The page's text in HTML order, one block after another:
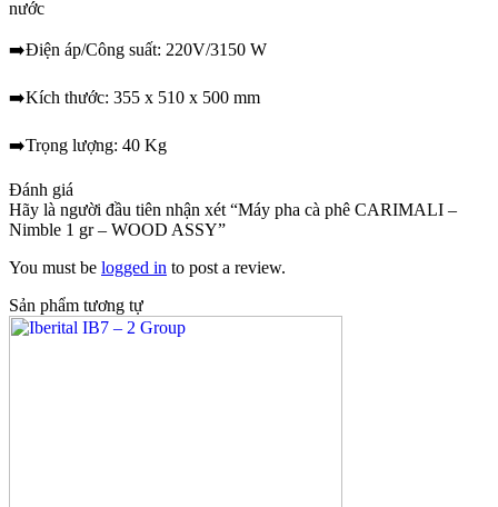
nước
➡️Điện áp/Công suất: 220V/3150 W
➡️Kích thước: 355 x 510 x 500 mm
➡️Trọng lượng: 40 Kg
Đánh giá
Hãy là người đầu tiên nhận xét “Máy pha cà phê CARIMALI –
Nimble 1 gr – WOOD ASSY”
You must be logged in to post a review.
Sản phẩm tương tự